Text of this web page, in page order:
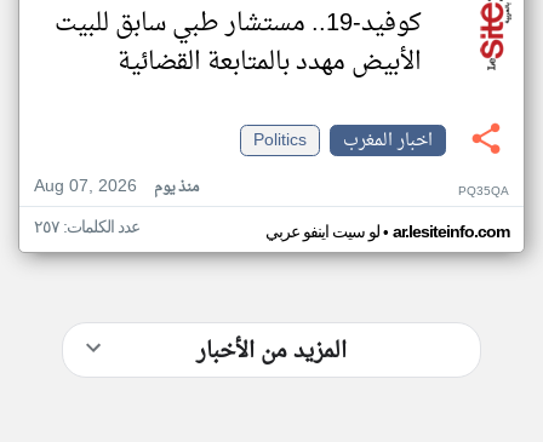
كوفيد-19.. مستشار طبي سابق للبيت
الأبيض مهدد بالمتابعة القضائية
اخبار المغرب
Politics
Aug 07, 2026
منذ يوم PQ35QA
لو سيت اينفو عربي• ar.lesiteinfo.com عدد الكلمات: ٢٥٧
المزيد من الأخبار